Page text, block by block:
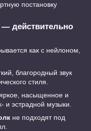
постановку
— действительно
как с нейлоном,
благородный звук
стиля.
насыщенное и
эстрадной музыки.
не подходят под